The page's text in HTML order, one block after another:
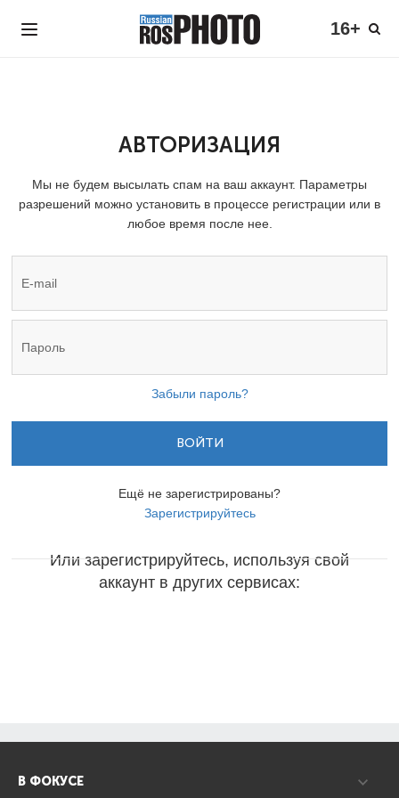
16+
АВТОРИЗАЦИЯ
Мы не будем высылать спам на ваш аккаунт. Параметры
разрешений можно установить в процессе регистрации или в
любое время после нее.
Забыли пароль?
ВОЙТИ
Ещё не зарегистрированы?
Зарегистрируйтесь
Или зарегистрируйтесь, используя свой
аккаунт в других сервисах:
В ФОКУСЕ